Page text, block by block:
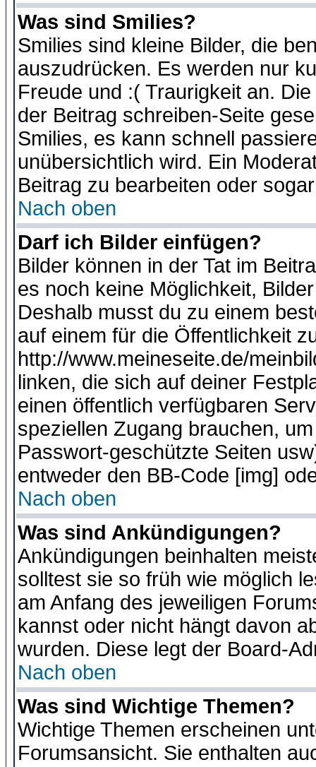
Was sind Smilies?
Smilies sind kleine Bilder, die
auszudrücken. Es werden nur
Freude und :( Traurigkeit an.
der Beitrag schreiben-Seite
Smilies, es kann schnell
unübersichtlich wird. Ein
Beitrag zu bearbeiten oder
Nach oben
Darf ich Bilder einfügen?
Bilder können in der Tat im
es noch keine Möglichkeit,
Deshalb musst du zu einem
auf einem für die Öffentlichkeit
http://www.meineseite.de/
linken, die sich auf deiner
einen öffentlich verfügbaren
speziellen Zugang brauchen,
Passwort-geschützte Seiten
entweder den BB-Code [img]
Nach oben
Was sind Ankündigungen?
Ankündigungen beinhalten
solltest sie so früh wie möglich
am Anfang des jeweiligen
kannst oder nicht hängt davon
wurden. Diese legt der Board-
Nach oben
Was sind Wichtige Themen?
Wichtige Themen erscheinen
Forumsansicht. Sie enthalten